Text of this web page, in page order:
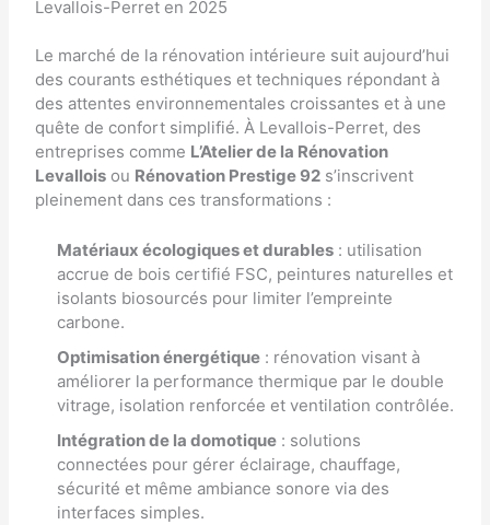
Levallois-Perret en 2025
Le marché de la rénovation intérieure suit aujourd’hui
des courants esthétiques et techniques répondant à
des attentes environnementales croissantes et à une
quête de confort simplifié. À Levallois-Perret, des
entreprises comme L’Atelier de la Rénovation
Levallois ou Rénovation Prestige 92 s’inscrivent
pleinement dans ces transformations :
Matériaux écologiques et durables : utilisation
accrue de bois certifié FSC, peintures naturelles et
isolants biosourcés pour limiter l’empreinte
carbone.
Optimisation énergétique : rénovation visant à
améliorer la performance thermique par le double
vitrage, isolation renforcée et ventilation contrôlée.
Intégration de la domotique : solutions
connectées pour gérer éclairage, chauffage,
sécurité et même ambiance sonore via des
interfaces simples.